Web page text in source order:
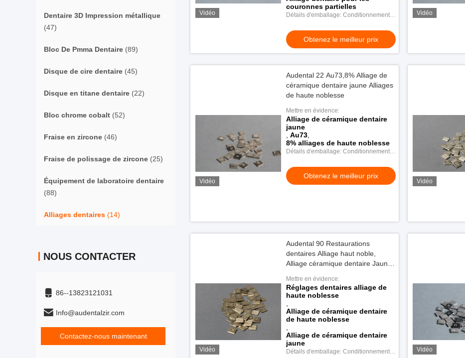
Dentaire 3D Impression métallique
(47)
Bloc De Pmma Dentaire (89)
Disque de cire dentaire (45)
Disque en titane dentaire (22)
Bloc chrome cobalt (52)
Fraise en zircone (46)
Fraise de polissage de zircone (25)
Équipement de laboratoire dentaire
(88)
Alliages dentaires (14)
NOUS CONTACTER
86--13823121031
Info@audentalzir.com
Contactez-nous maintenant
Vidéo
couronnes partielles
Détails d'emballage: Conditionnement
Obtenez le meilleur prix
Vidéo
Vidéo
Audental 22 Au73,8% Alliage de
céramique dentaire jaune Alliages
de haute noblesse
Mettre en évidence:
Alliage de céramique dentaire
jaune
Au73
8% alliages de haute noblesse
Détails d'emballage: Conditionnement
Obtenez le meilleur prix
Vidéo
Vidéo
Audental 90 Restaurations
dentaires Alliage haut noble,
Alliage céramique dentaire Jaune
Mettre en évidence:
Réglages dentaires alliage de
haute noblesse
Alliage de céramique dentaire
de haute noblesse
Alliage de céramique dentaire
jaune
Détails d'emballage: Conditionnement
Vidéo